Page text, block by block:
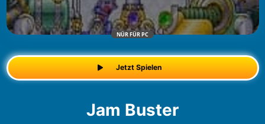
NÜR FÜR PC
Jetzt Spielen
Jam Buster